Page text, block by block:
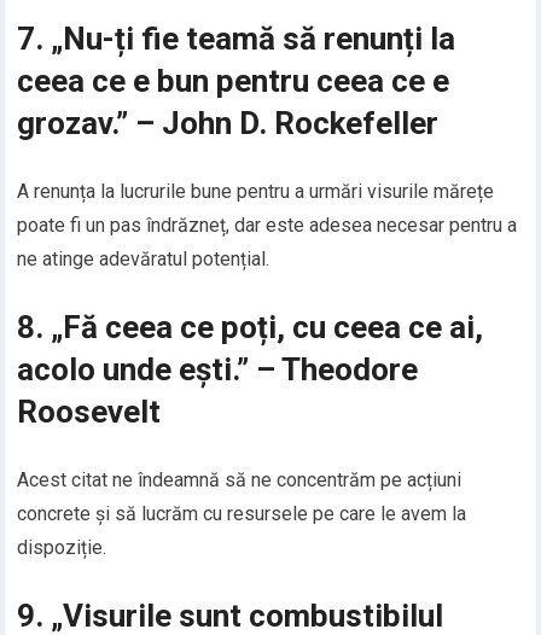
7. „Nu-ți fie teamă să renunți la
ceea ce e bun pentru ceea ce e
grozav.” – John D. Rockefeller
A renunța la lucrurile bune pentru a urmări visurile mărețe
poate fi un pas îndrăzneț, dar este adesea necesar pentru a
ne atinge adevăratul potențial.
8. „Fă ceea ce poți, cu ceea ce ai,
acolo unde ești.” – Theodore
Roosevelt
Acest citat ne îndeamnă să ne concentrăm pe acțiuni
concrete și să lucrăm cu resursele pe care le avem la
dispoziție.
9. „Visurile sunt combustibilul